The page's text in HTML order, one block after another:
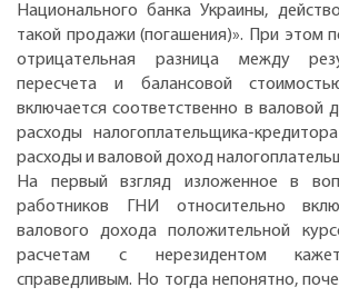
Национального банка Украины,
такой продажи (погашения)». При этом
отрицательная разница между
пересчета и балансовой
включается соответственно в валовой
расходы налогоплательщика-
расходы и валовой доход
На первый взгляд изложенное в
работников ГНИ относительно
валового дохода положительной
расчетам с нерезидентом
справедливым. Но тогда непонятно,